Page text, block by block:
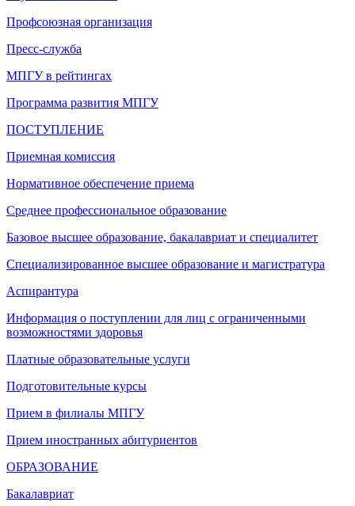
Профсоюзная организация
Пресс-служба
МПГУ в рейтингах
Программа развития МПГУ
ПОСТУПЛЕНИЕ
Приемная комиссия
Нормативное обеспечение приема
Среднее профессиональное образование
Базовое высшее образование, бакалавриат и специалитет
Специализированное высшее образование и магистратура
Аспирантура
Информация о поступлении для лиц с ограниченными
возможностями здоровья
Платные образовательные услуги
Подготовительные курсы
Прием в филиалы МПГУ
Прием иностранных абитуриентов
ОБРАЗОВАНИЕ
Бакалавриат